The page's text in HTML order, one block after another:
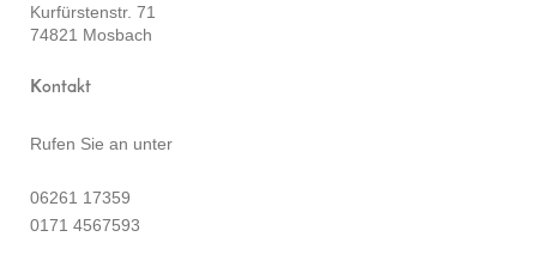
Kurfürstenstr. 71
74821 Mosbach
Kontakt
Rufen Sie an unter
06261 17359
0171 4567593